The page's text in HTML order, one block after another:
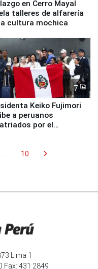
en Cerro Mayal
talleres de alfarería
cultura mochica
7
Keiko Fujimori
a peruanos
por el
... 10 chevron_right
Lima 1
Fax: 431 2849